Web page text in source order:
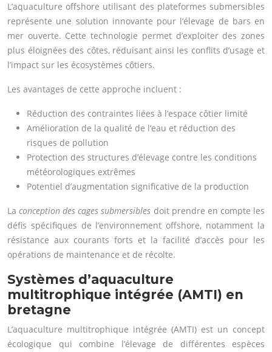
L’aquaculture offshore utilisant des plateformes submersibles
représente une solution innovante pour l’élevage de bars en
mer ouverte. Cette technologie permet d’exploiter des zones
plus éloignées des côtes, réduisant ainsi les conflits d’usage et
l’impact sur les écosystèmes côtiers.
Les avantages de cette approche incluent :
Réduction des contraintes liées à l’espace côtier limité
Amélioration de la qualité de l’eau et réduction des
risques de pollution
Protection des structures d’élevage contre les conditions
météorologiques extrêmes
Potentiel d’augmentation significative de la production
Laconception des cages submersibles doit prendre en compte les
défis spécifiques de l’environnement offshore, notamment la
résistance aux courants forts et la facilité d’accès pour les
opérations de maintenance et de récolte.
Systèmes d’aquaculture
multitrophique intégrée (AMTI) en
bretagne
L’aquaculture multitrophique intégrée (AMTI) est un concept
écologique qui combine l’élevage de différentes espèces